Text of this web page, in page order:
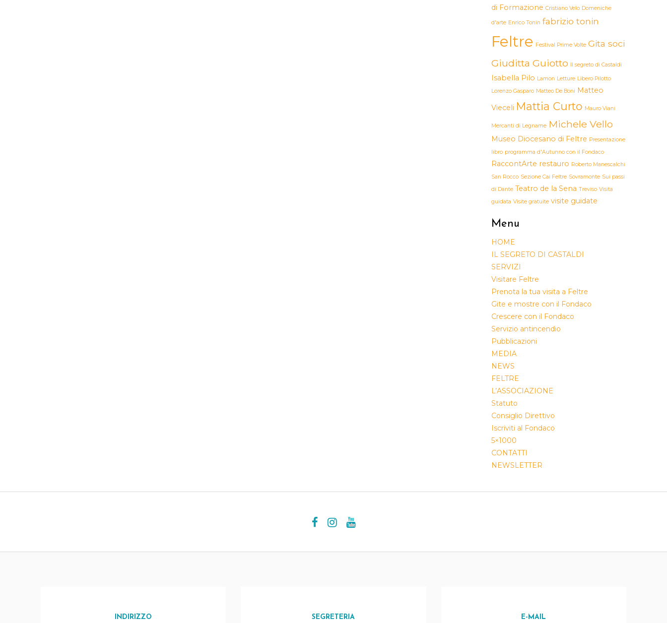
di Formazione Cristiano Velo Domeniche
d'arte Enrico Tonin fabrizio tonin
Feltre Festival Prime Volte Gita soci
Giuditta Guiotto Il segreto di Castaldi
Isabella Pilo Lamon Letture Libero Pilotto
Lorenzo Gasparo Matteo De Boni Matteo
Vieceli Mattia Curto Mauro Viani
Mercanti di Legname Michele Vello
Museo Diocesano di Feltre Presentazione
libro programma d'Autunno con il Fondaco
RaccontArte restauro Roberto Manescalchi
San Rocco Sezione Cai Feltre Sovramonte Sui passi
di Dante Teatro de la Sena Treviso Visita
guidata Visite gratuite visite guidate
Menu
HOME
IL SEGRETO DI CASTALDI
SERVIZI
Visitare Feltre
Prenota la tua visita a Feltre
Gite e mostre con il Fondaco
Crescere con il Fondaco
Servizio antincendio
Pubblicazioni
MEDIA
NEWS
FELTRE
L’ASSOCIAZIONE
Statuto
Consiglio Direttivo
Iscriviti al Fondaco
5×1000
CONTATTI
NEWSLETTER
INDIRIZZO SEGRETERIA E-MAIL